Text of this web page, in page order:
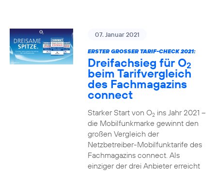
07. Januar 2021
ERSTER GROSSER TARIF-CHECK 2021:
Dreifachsieg für O2
beim Tarifvergleich
des Fachmagazins
connect
Starker Start von O2ins Jahr 2021 –
die Mobilfunkmarke gewinnt den
großen Vergleich der
Netzbetreiber-Mobilfunktarife des
Fachmagazins connect. Als
einziger der drei Anbieter erreicht